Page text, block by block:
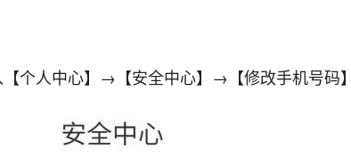
个人中心】→【安全中心】→【修改手机号码】